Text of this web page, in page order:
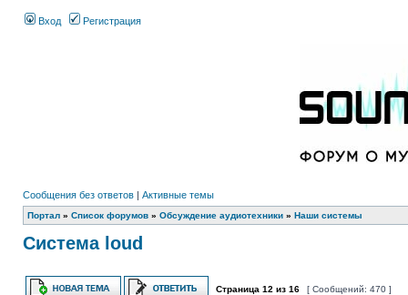
Вход Регистрация
Сообщения без ответов | Активные темы
Портал » Список форумов » Обсуждение аудиотехники » Наши системы
Система loud
Страница 12 из 16 [ Сообщений: 470 ]